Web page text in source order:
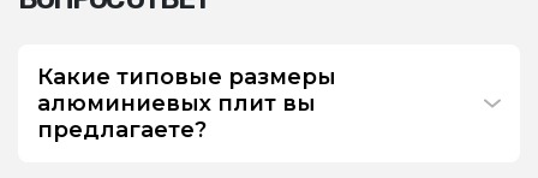
Какие типовые размеры
алюминиевых плит вы
предлагаете?